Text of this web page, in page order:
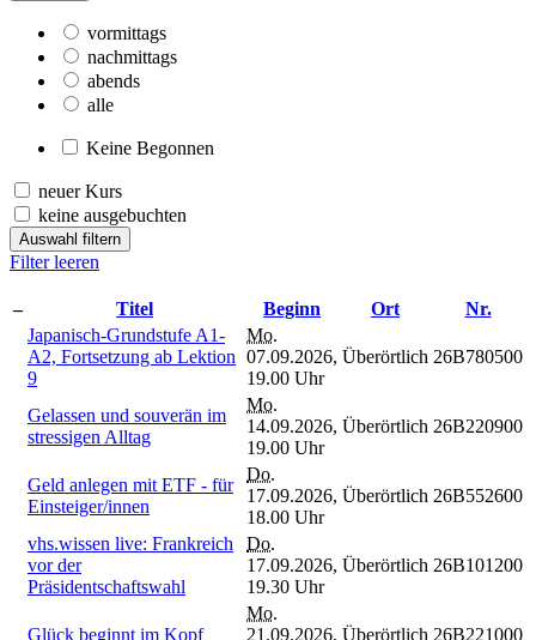
vormittags
nachmittags
abends
alle
Keine Begonnen
neuer Kurs
keine ausgebuchten
Auswahl filtern
Filter leeren
– Titel Beginn Ort
Nr.
Japanisch-Grundstufe A1-
A2, Fortsetzung ab Lektion
9
Mo.
07.09.2026,
19.00 Uhr
Überörtlich 26B780500
Gelassen und souverän im
stressigen Alltag
Mo.
14.09.2026,
19.00 Uhr
Überörtlich 26B220900
Geld anlegen mit ETF - für
Einsteiger/innen
Do.
17.09.2026,
18.00 Uhr
Überörtlich 26B552600
vhs.wissen live: Frankreich
vor der
Präsidentschaftswahl
Do.
17.09.2026,
19.30 Uhr
Überörtlich 26B101200
Glück beginnt im Kopf
Mo.
21.09.2026, Überörtlich 26B221000